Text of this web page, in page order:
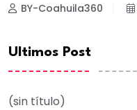
BY-Coahuila360
Ultimos Post
(sin título)